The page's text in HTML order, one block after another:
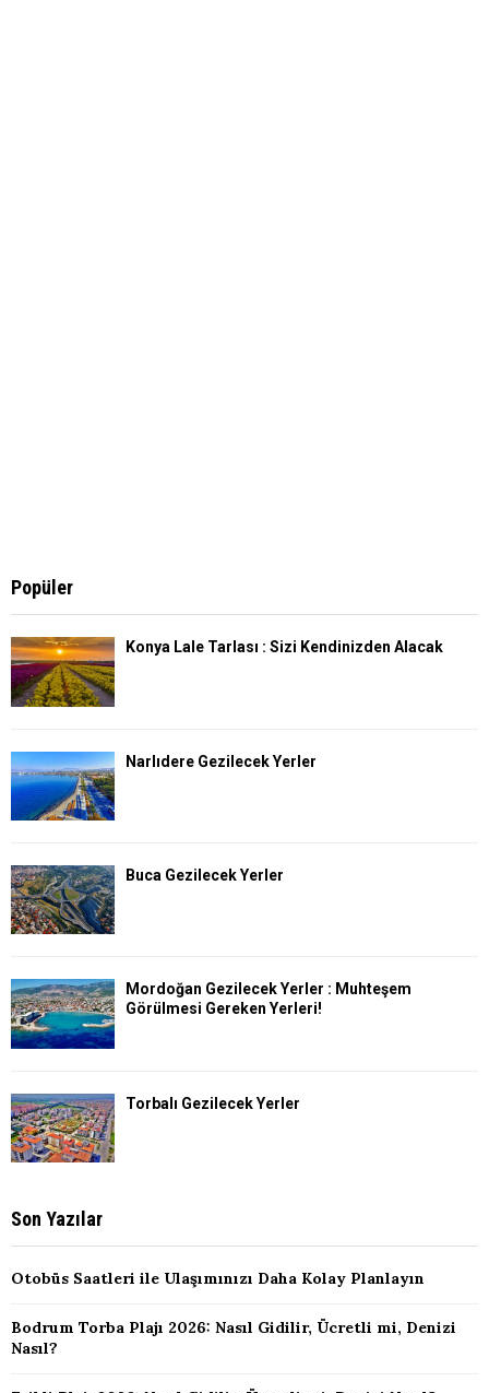
Popüler
Konya Lale Tarlası : Sizi Kendinizden Alacak
Narlıdere Gezilecek Yerler
Buca Gezilecek Yerler
Mordoğan Gezilecek Yerler : Muhteşem
Görülmesi Gereken Yerleri!
Torbalı Gezilecek Yerler
Son Yazılar
Otobüs Saatleri ile Ulaşımınızı Daha Kolay Planlayın
Bodrum Torba Plajı 2026: Nasıl Gidilir, Ücretli mi, Denizi
Nasıl?